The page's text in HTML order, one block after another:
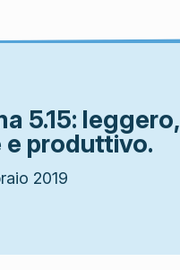
5.15: leggero,
produttivo.
2019